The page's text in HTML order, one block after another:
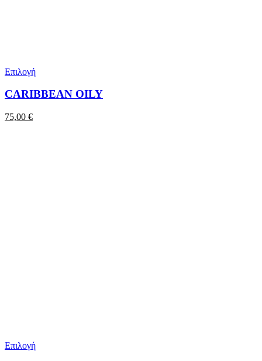
Επιλογή
CARIBBEAN OILY
75,00 €
Επιλογή